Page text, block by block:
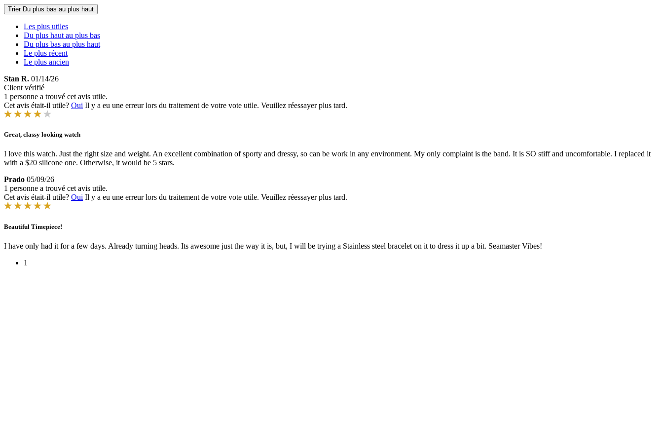
Trier Du plus bas au plus haut
Les plus utiles
Du plus haut au plus bas
Du plus bas au plus haut
Le plus récent
Le plus ancien
Stan R. 01/14/26
Client vérifié
1 personne a trouvé cet avis utile.
Cet avis était-il utile? Oui Il y a eu une erreur lors du traitement de votre vote utile. Veuillez réessayer plus tard.
Great, classy looking watch
I love this watch. Just the right size and weight. An excellent combination of sporty and dressy, so can be work in any environment. My only complaint is the band. It is SO stiff and uncomfortable. I replaced it
with a $20 silicone one. Otherwise, it would be 5 stars.
Prado 05/09/26
1 personne a trouvé cet avis utile.
Cet avis était-il utile? Oui Il y a eu une erreur lors du traitement de votre vote utile. Veuillez réessayer plus tard.
Beautiful Timepiece!
I have only had it for a few days. Already turning heads. Its awesome just the way it is, but, I will be trying a Stainless steel bracelet on it to dress it up a bit. Seamaster Vibes!
1